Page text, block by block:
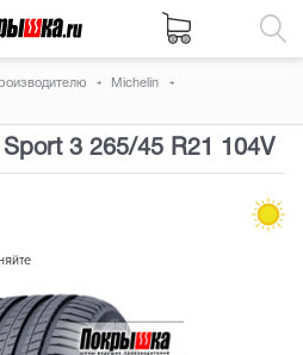
Michelin
Sport 3 265/45 R21 104V